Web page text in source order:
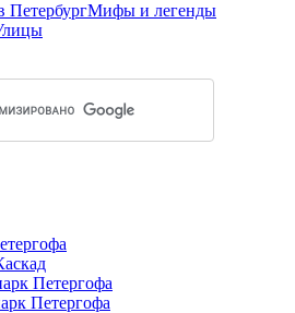
ПетербургМифы и легенды
Петергофа
Петергофа